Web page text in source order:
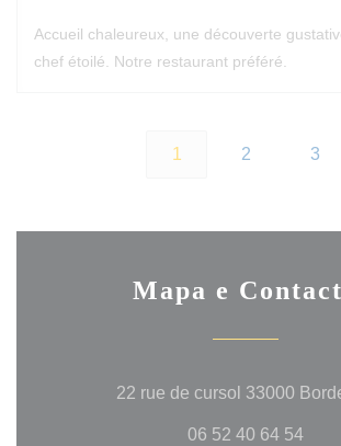
Accueil chaleureux, une découverte
chef étoilé. Notre restaurant préféré.
1 2 3
Mapa e
22 rue de cursol 33000
06 52 40 64 54